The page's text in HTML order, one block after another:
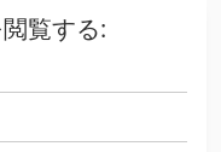
覧する: